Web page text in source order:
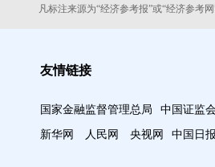
凡标注来源为“经济参考报”或“经济参考网